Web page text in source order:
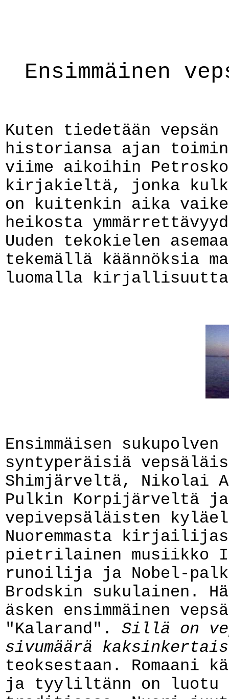
Ensimmäinen
Kuten tiedetään
historiansa ajan
viime aikoihin
kirjakieltä, jonka
on kuitenkin aika
heikosta
Uuden tekokielen
tekemällä käännöksia
luomalla
Ensimmäisen
syntyperäisiä
Shimjärveltä, Nikolai
Pulkin Korpijärveltä
vepivepsäläisten
Nuoremmasta
pietrilainen musiikko
runoilija ja Nobel-
Brodskin sukulainen.
äsken ensimmäinen
"Kalarand". Sillä on
sivumäärä
teoksestaan. Romaani
ja tyyliltänn on luotu